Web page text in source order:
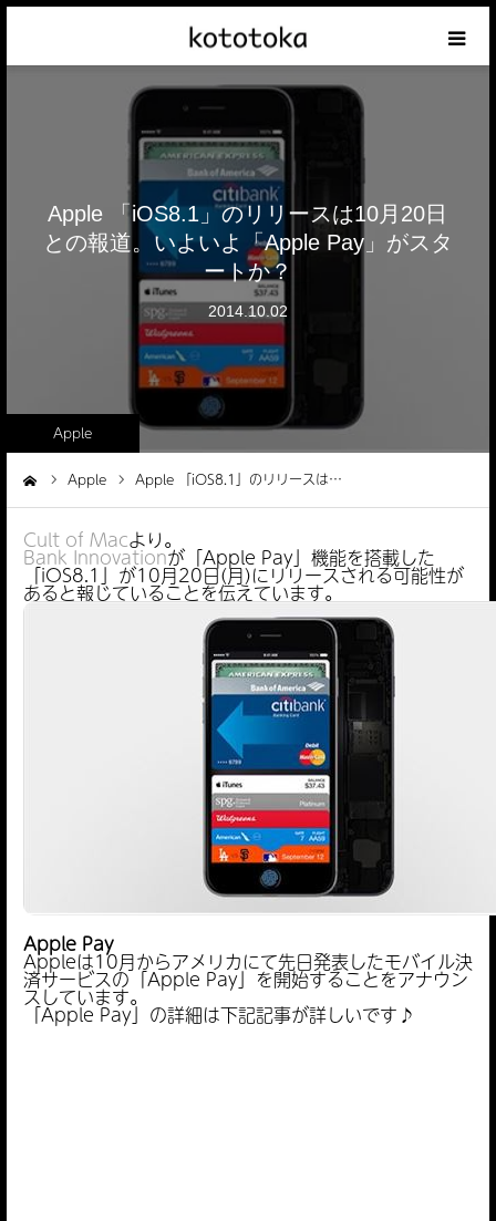
Apple 「iOS8.1」のリリースは10月20日
との報道。いよいよ「Apple Pay」がスタ
ートか？
2014.10.02
Apple
Apple Apple 「iOS8.1」のリリースは…
Cult of Macより。
Bank Innovationが「Apple Pay」機能を搭載した
「iOS8.1」が10月20日(月)にリリースされる可能性が
あると報じていることを伝えています。
Apple Pay
Appleは10月からアメリカにて先日発表したモバイル決
済サービスの「Apple Pay」を開始することをアナウン
スしています。
「Apple Pay」の詳細は下記記事が詳しいです♪
Appleの話
クレジットカードの話
iPhoneの話
その他の話
テーマリスト